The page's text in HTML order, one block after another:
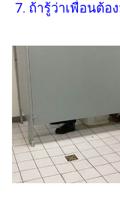
7. ถ้ารู้ว่าเพื่อนต้อ